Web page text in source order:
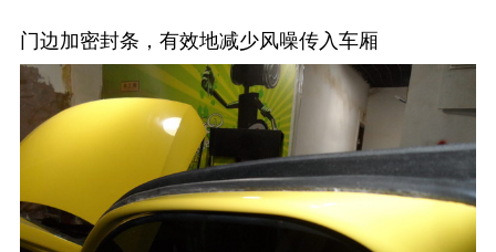
门边加密封条，有效地减少风噪传入车厢